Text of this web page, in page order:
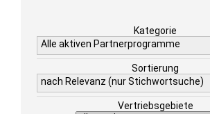
Kategorie
Alle aktiven Partnerprogramme
Sortierung
nach Relevanz (nur Stichwortsuche)
Vertriebsgebiete